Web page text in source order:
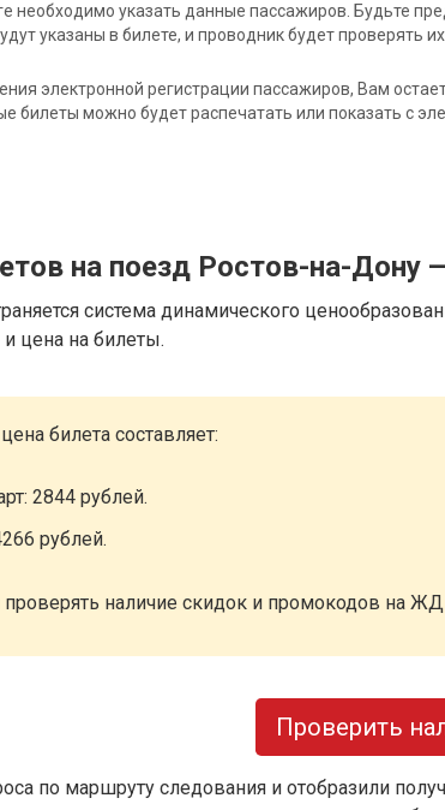
необходимо указать данные пассажиров. Будьте
указаны в билете, и проводник будет проверять
электронной регистрации пассажиров, Вам
билеты можно будет распечатать или показать с
на поезд Ростов-на-Дону
система динамического
цена на билеты.
билета составляет:
2844 рублей.
рублей.
наличие скидок и промокодов на ЖД
Проверить
по маршруту следования и отобразили